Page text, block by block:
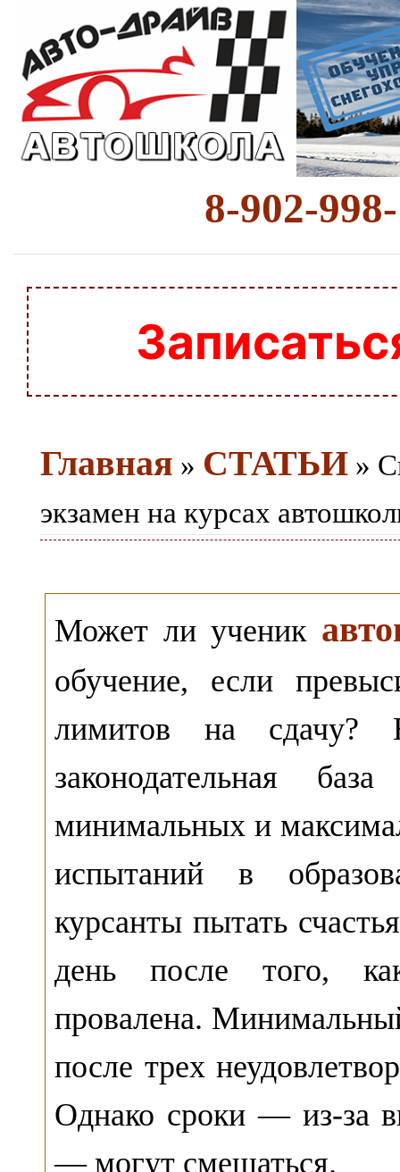
8-902-
Главная » СТАТЬИ »
экзамен на курсах
Может ли ученик
обучение, если
лимитов на сдачу?
законодательная
минимальных и
испытаний в
курсанты пытать
день после того,
провалена.
после трех
Однако сроки — из-за
— могут смещаться.